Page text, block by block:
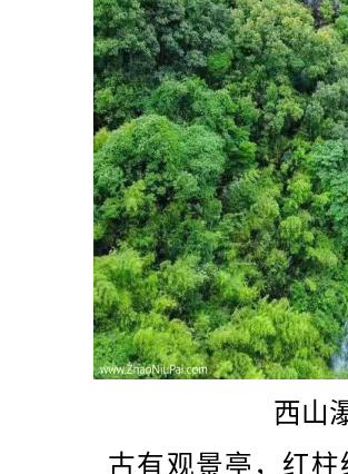
西山
古有观景亭，红柱